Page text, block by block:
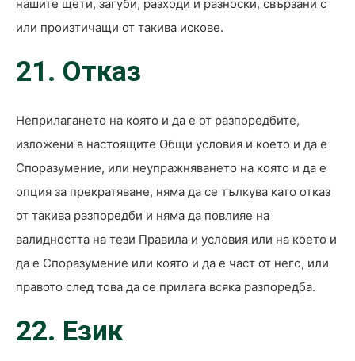
нашите щети, загуби, разходи и разноски, свързани с
или произтичащи от такива искове.
21. Отказ
Неприлагането на която и да е от разпоредбите,
изложени в настоящите Общи условия и което и да е
Споразумение, или неупражняването на която и да е
опция за прекратяване, няма да се тълкува като отказ
от такива разпоредби и няма да повлияе на
валидността на тези Правила и условия или на което и
да е Споразумение или която и да е част от него, или
правото след това да се прилага всяка разпоредба.
22. Език